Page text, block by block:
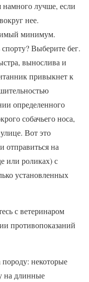
намного лучше, если
нее.
минимум.
Выберите бег.
вынослива и
привыкнет к
определенного
собачьего носа,
Вот это
отправиться на
или роликах) с
установленных
с ветеринаром
противопоказаний
некоторые
на длинные